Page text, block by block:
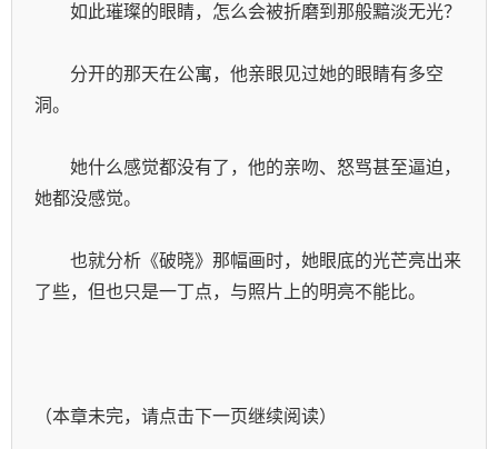
如此璀璨的眼睛，怎么会被折磨到那般黯淡无光？
分开的那天在公寓，他亲眼见过她的眼睛有多空
洞。
她什么感觉都没有了，他的亲吻、怒骂甚至逼迫，
她都没感觉。
也就分析《破晓》那幅画时，她眼底的光芒亮出来
了些，但也只是一丁点，与照片上的明亮不能比。
（本章未完，请点击下一页继续阅读）